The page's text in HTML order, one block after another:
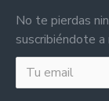
No te pierdas
suscribiéndote